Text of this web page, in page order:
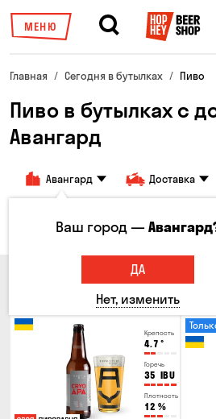
МЕНЮ
Главная Сегодня в бутылках Пиво
Пиво в бутылках с
Авангард
Авангард Доставка
Все товары Пиво Сидр
Крепость
4.7 °
Горечь
35 IBU
Плотность
12 %
Ваш город —
ДА
Нет, изменить